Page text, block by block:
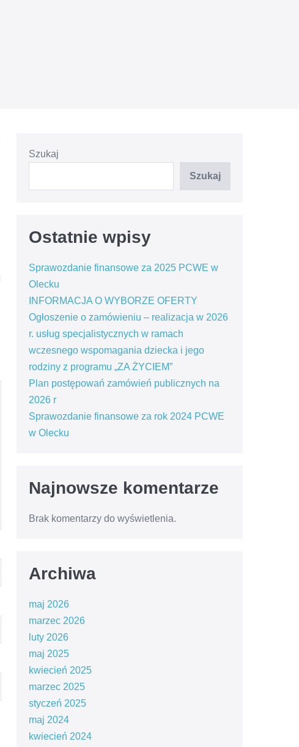
Szukaj
Szukaj
Ostatnie wpisy
Sprawozdanie finansowe za 2025 PCWE w
Olecku
INFORMACJA O WYBORZE OFERTY
Ogłoszenie o zamówieniu – realizacja w 2026
r. usług specjalistycznych w ramach
wczesnego wspomagania dziecka i jego
rodziny z programu „ZA ŻYCIEM”
Plan postępowań zamówień publicznych na
2026 r
Sprawozdanie finansowe za rok 2024 PCWE
w Olecku
Najnowsze komentarze
Brak komentarzy do wyświetlenia.
Archiwa
maj 2026
marzec 2026
luty 2026
maj 2025
kwiecień 2025
marzec 2025
styczeń 2025
maj 2024
kwiecień 2024